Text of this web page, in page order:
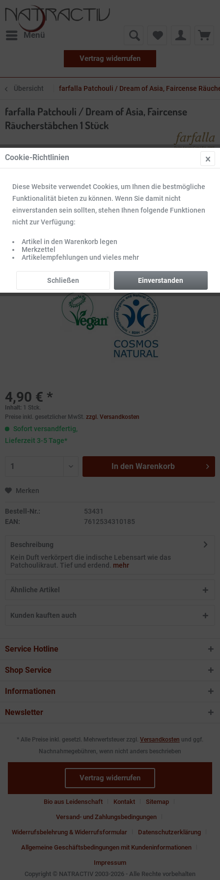
Menü
Vertrag widerrufen
Übersicht farfalla Patchouli / Dream of Asia, Faircense
farfalla Patchouli / Dream of Asia, Faircense
Räucherstäbchen 1 Stück
4,90 € *
Inhalt: 1 Stck.
Preise inkl. gesetzlicher MwSt. zzgl. Versandkosten
Sofort versandfertig,
Lieferzeit 3-5 Tage*
In den Warenkorb
Merken
Bestell-Nr.:
53431
EAN:
7612534310185
Beschreibung
Kein Duft verkörpert die indische Lebensart wie das
Patchoulikraut. Tief und erdend. mehr
Ähnliche Artikel
Kunden kauften auch
Service Hotline
Shop Service
Informationen
Newsletter
* Alle Preise inkl. gesetzl. Mehrwertsteuer zzgl. Versandkosten und ggf.
Nachnahmegebühren, wenn nicht anders beschrieben
Vertrag widerrufen
Bio aus Leidenschaft Kontakt Sitemap
Versand- und Zahlungsbedingungen
Widerrufsbelehrung & Widerrufsformular Datenschutzerklärung
Allgemeine Geschäftsbedingungen mit Kundeninformationen
Impressum
Copyright © NATRACTIV 2003-2026 - Alle Rechte vorbehalten
Cookie-Richtlinien
Diese Website verwendet Cookies, um Ihnen die bestmögliche
Funktionalität bieten zu können. Wenn Sie damit nicht
einverstanden sein sollten, stehen Ihnen folgende Funktionen
nicht zur Verfügung:
Artikel in den Warenkorb legen
Merkzettel
Artikelempfehlungen und vieles mehr
Einverstanden
Schließen